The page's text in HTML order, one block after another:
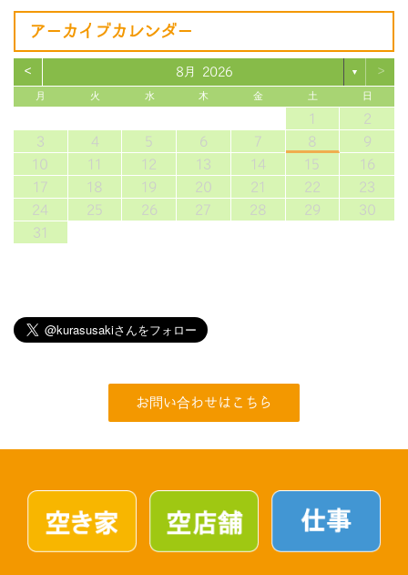
アーカイブカレンダー
< 8月 2026 ▼ >
月 火 水 木 金 土 日
1
2
3
4 5 6 7 8
9
10
11 12 13 14 15
16
17
18 19 20 21 22
23
24
25 26 27 28 29
30
31
お問い合わせはこちら